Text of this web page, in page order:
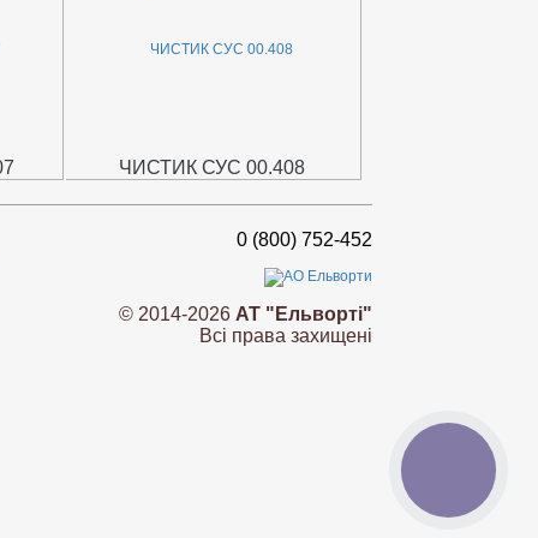
ЧИСТИК СУС 00.408
0 (800) 752-452
© 2014-2026 АТ "Ельворті"
Всі права захищені